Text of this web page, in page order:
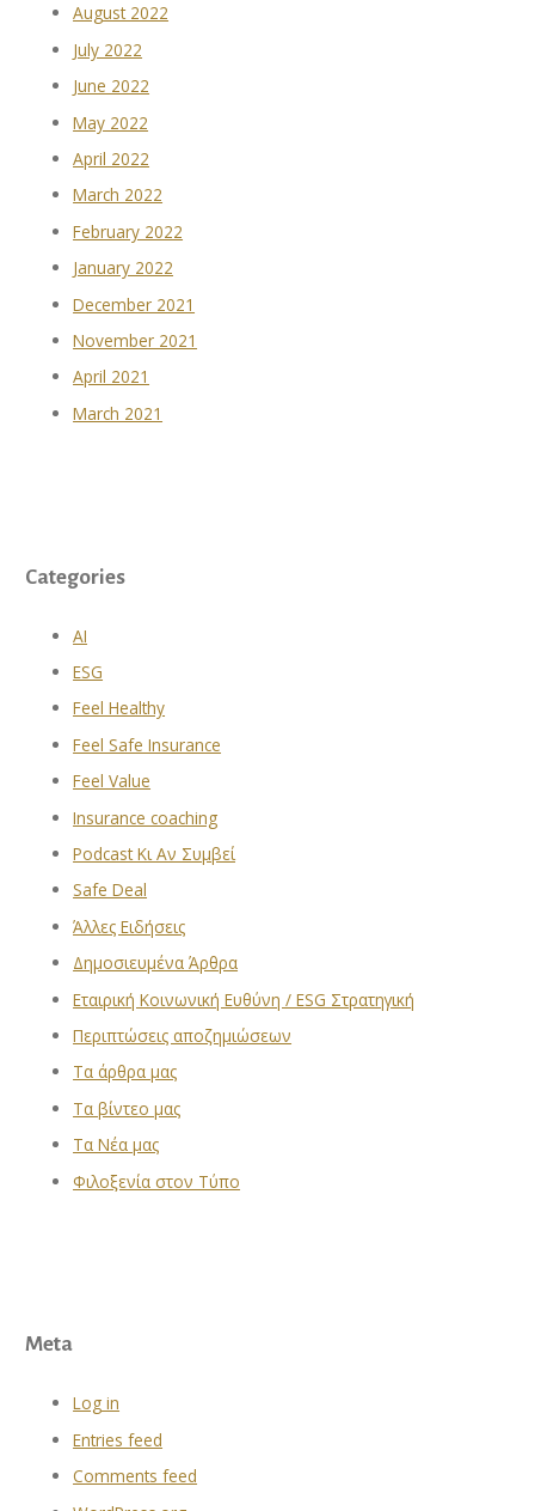
August 2022
July 2022
June 2022
May 2022
April 2022
March 2022
February 2022
January 2022
December 2021
November 2021
April 2021
March 2021
Categories
AI
ESG
Feel Healthy
Feel Safe Insurance
Feel Value
Insurance coaching
Podcast Κι Αν Συμβεί
Safe Deal
Άλλες Ειδήσεις
Δημοσιευμένα Άρθρα
Εταιρική Κοινωνική Ευθύνη / ESG Στρατηγική
Περιπτώσεις αποζημιώσεων
Τα άρθρα μας
Τα βίντεο μας
Τα Νέα μας
Φιλοξενία στον Τύπο
Meta
Log in
Entries feed
Comments feed